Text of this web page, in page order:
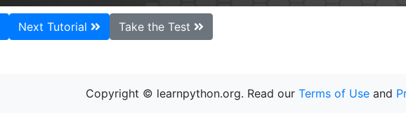
Next Tutorial Take the Test
Copyright © learnpython.org. Read our Terms of Useand